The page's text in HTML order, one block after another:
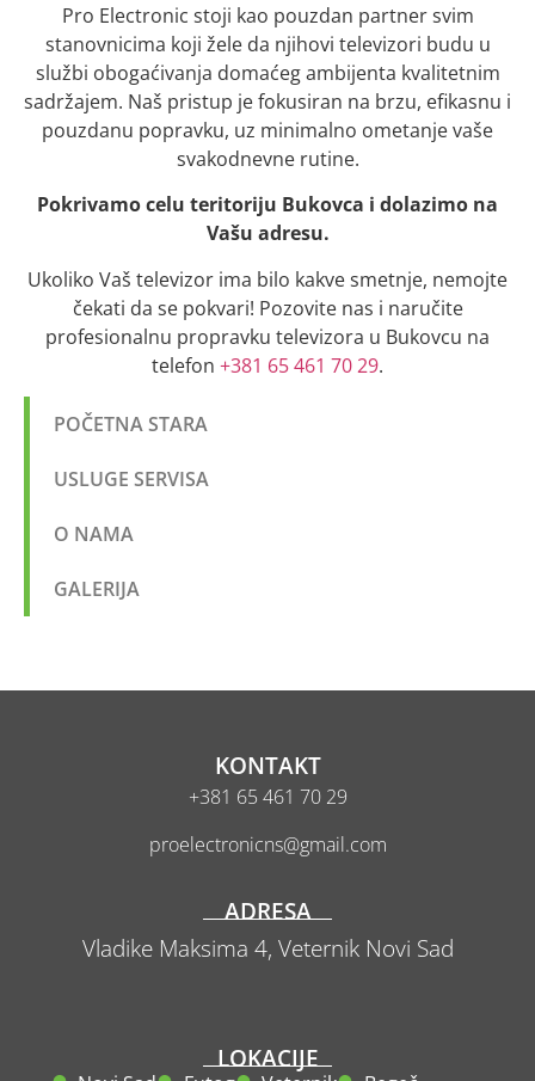
Pro Electronic stoji kao pouzdan partner svim
stanovnicima koji žele da njihovi televizori budu u
službi obogaćivanja domaćeg ambijenta kvalitetnim
sadržajem. Naš pristup je fokusiran na brzu, efikasnu i
pouzdanu popravku, uz minimalno ometanje vaše
svakodnevne rutine.
Pokrivamo celu teritoriju Bukovca i dolazimo na
Vašu adresu.
Ukoliko Vaš televizor ima bilo kakve smetnje, nemojte
čekati da se pokvari! Pozovite nas i naručite
profesionalnu propravku televizora u Bukovcu na
telefon +381 65 461 70 29.
POČETNA STARA
USLUGE SERVISA
O NAMA
GALERIJA
KONTAKT
+381 65 461 70 29
proelectronicns@gmail.com
ADRESA
Vladike Maksima 4, Veternik Novi Sad
LOKACIJE